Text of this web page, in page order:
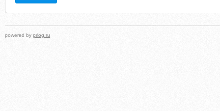
powered by prlog.ru